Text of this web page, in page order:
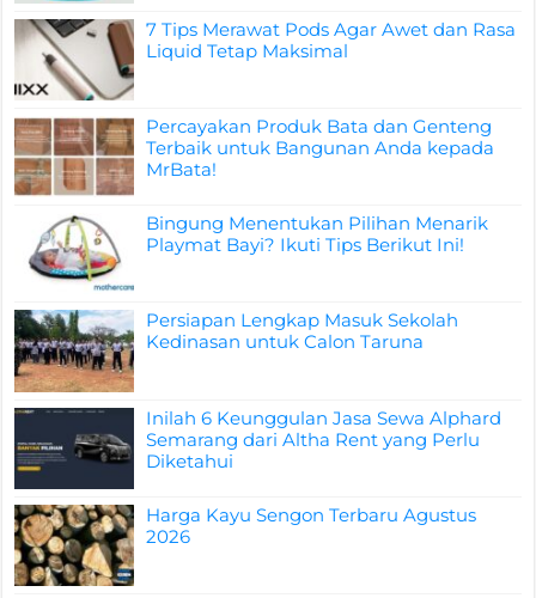
7 Tips Merawat Pods Agar Awet dan Rasa
Liquid Tetap Maksimal
Percayakan Produk Bata dan Genteng
Terbaik untuk Bangunan Anda kepada
MrBata!
Bingung Menentukan Pilihan Menarik
Playmat Bayi? Ikuti Tips Berikut Ini!
Persiapan Lengkap Masuk Sekolah
Kedinasan untuk Calon Taruna
Inilah 6 Keunggulan Jasa Sewa Alphard
Semarang dari Altha Rent yang Perlu
Diketahui
Harga Kayu Sengon Terbaru Agustus
2026